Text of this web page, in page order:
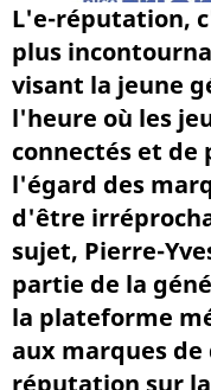
L'e-réputation,
plus
visant la jeune
l'heure où les
connectés et de
l'égard des
d'être
sujet, Pierre-
partie de la
la plateforme
aux marques
réputation sur